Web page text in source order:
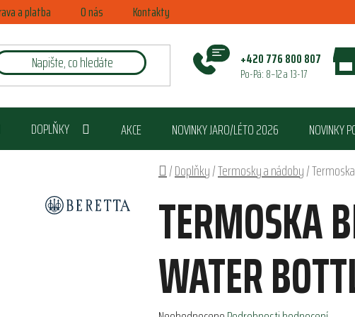
a platba O nás Kontakty
+420 776 800 807
Po-Pá: 8–12 a 13-17
DOPLŇKY AKCE NOVINKY JARO/LÉTO 2026 NOVINKY
Domů
/Doplňky/Termosky a nádoby/
TERMOSKA
WATER